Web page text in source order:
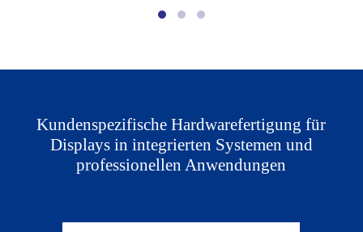
Kundenspezifische Hardwarefertigung für
Displays in integrierten Systemen und
professionellen Anwendungen